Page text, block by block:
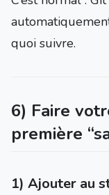
quoi suivre.
6) Faire
première
1) Ajouter au